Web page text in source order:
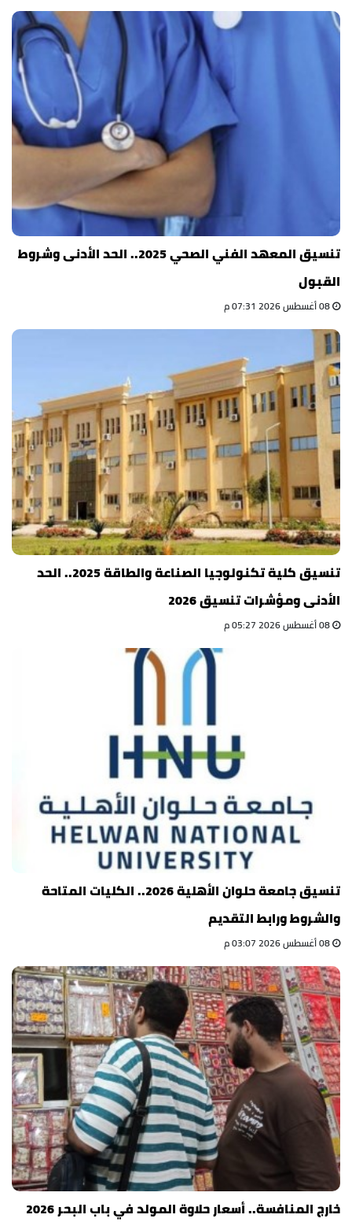
تنسيق المعهد الفني الصحي 2025.. الحد الأدنى وشروط
القبول
تنسيق كلية تكنولوجيا الصناعة والطاقة 2025.. الحد
الأدنى ومؤشرات تنسيق 2026
تنسيق جامعة حلوان الأهلية 2026.. الكليات المتاحة
والشروط ورابط التقديم
خارج المنافسة.. أسعار حلاوة المولد في باب البحر 2026